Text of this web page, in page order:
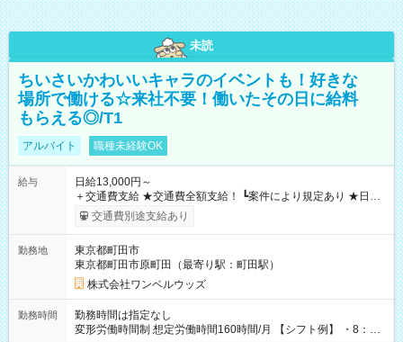
未読
ちいさいかわいいキャラのイベントも！好きな
場所で働ける☆来社不要！働いたその日に給料
もらえる◎/T1
アルバイト 職種未経験OK
給与
日給13,000円～
＋交通費支給 ★交通費全額支給！ ┗案件により規定あり ★日払
いOK！（規定あり） ┗働いたその日に現金GET♪ お仕事後はコ
ンビニATMから 日払い分を引き落とせます！ 【試用期間】試
交通費別途支給あり
勤務地
東京都町田市
東京都町田市原町田（最寄り駅：町田駅）
株式会社ワンベルウッズ
勤務時間
勤務時間は指定なし
変形労働時間制 想定労働時間160時間/月 【シフト例】 ・8：00